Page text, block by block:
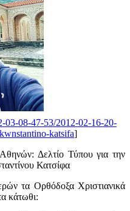
03-08-47-53/2012-02-16-20-
katsifa]
Δελτίο Τύπου για την
Κατσίφα
τα Ορθόδοξα Χριστιανικά
κάτωθι: